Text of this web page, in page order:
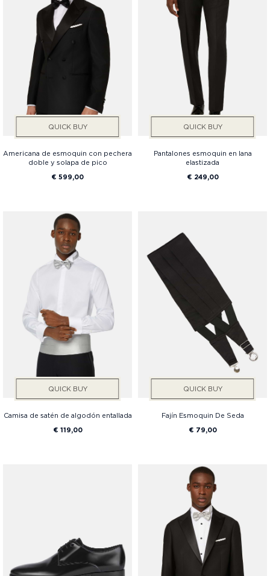
Services
Precio
QUICK BUY
Americana de esmoquin con pechera
doble y solapa de pico
€ 599,00
QUICK BUY
Pantalones esmoquin en lana
elastizada
€ 249,00
QUICK BUY
Camisa de satén de algodón entallada
€ 119,00
QUICK BUY
Fajín Esmoquin De Seda
€ 79,00